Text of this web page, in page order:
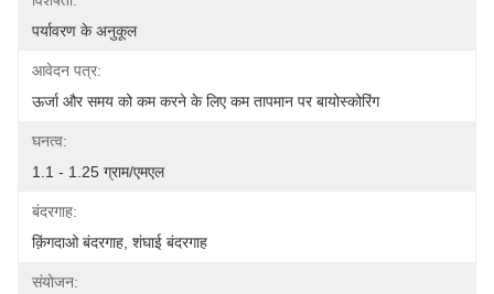
पर्यावरण के अनुकूल
आवेदन पत्र:
ऊर्जा और समय को कम करने के लिए कम तापमान पर बायोस्कोरिंग
घनत्व:
1.1 - 1.25 ग्राम/एमएल
बंदरगाह:
क़िंगदाओ बंदरगाह, शंघाई बंदरगाह
संयोजन: